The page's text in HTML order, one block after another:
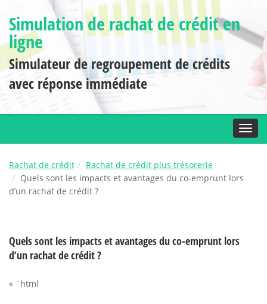
Simulation de rachat de crédit en
ligne
Simulateur de regroupement de crédits
avec réponse immédiate
Rachat de crédit
Rachat de crédit plus trésorerie
Quels sont les impacts et avantages du co-emprunt lors
d’un rachat de crédit ?
Quels sont les impacts et avantages du co-emprunt lors
d’un rachat de crédit ?
« `html